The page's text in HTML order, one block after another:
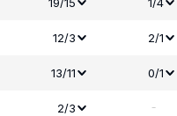
12/3 2/1
13/11 0/1
2/3 -